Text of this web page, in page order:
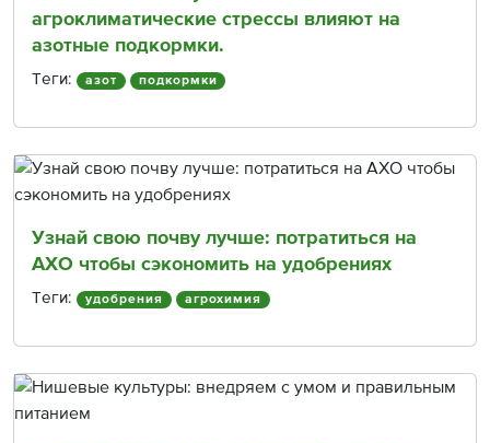
агроклиматические стрессы влияют на
азотные подкормки.
Теги: азот подкормки
Узнай свою почву лучше: потратиться на
АХО чтобы сэкономить на удобрениях
Теги: удобрения агрохимия